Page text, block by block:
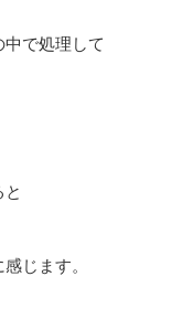
で処理して
じます。